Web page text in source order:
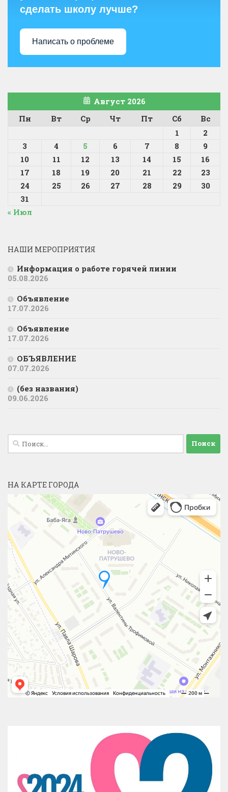
сделать школу лучше?
Написать о проблеме
Август 2026
Пн
Вт Ср Чт Пт Сб
Вс
1
2
3
4 5 6 7 8
9
10
11 12 13 14 15
16
17
18 19 20 21 22
23
24
25 26 27 28 29
30
31
« Июл
НАШИ МЕРОПРИЯТИЯ
Информация о работе горячей линии
05.08.2026
Объявление
17.07.2026
Объявление
17.07.2026
ОБЪЯВЛЕНИЕ
07.07.2026
(без названия)
09.06.2026
Найти:
НА КАРТЕ ГОРОДА